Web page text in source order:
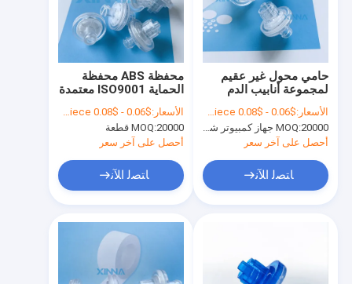
محفظة ABS محفظة
الحماية ISO9001 معتمدة
للخطوط الدموية للبث
الدموي
الأسعار:$0.06 - $0.08 per piece
MOQ:20000 قطعة
أحصل على آخر سعر
ﺎﺘﺼﻟ ﺍﻶﻧ
حامي محول غير عقيم
لمجموعة أنابيب الدم
للكشف عن الدم
الأسعار:$0.06 - $0.08 per piece
MOQ:20000 جهاز كمبيوتر شخصى
أحصل على آخر سعر
ﺎﺘﺼﻟ ﺍﻶﻧ